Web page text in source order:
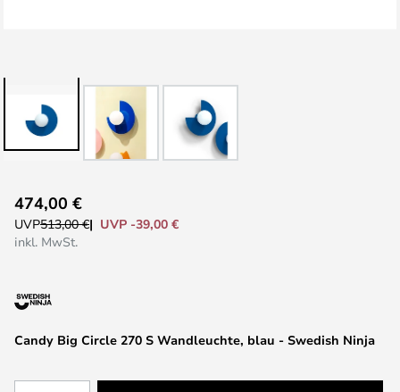
Anfang
der
Candy Big Circle 270 S Wandleuchte, blau - Swedish Ninja
474,00 €
UVP513,00 €
UVP -39,00 €
inkl. MwSt.